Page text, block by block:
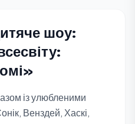
шоу:
із улюбленими
Венздей, Хаскі,